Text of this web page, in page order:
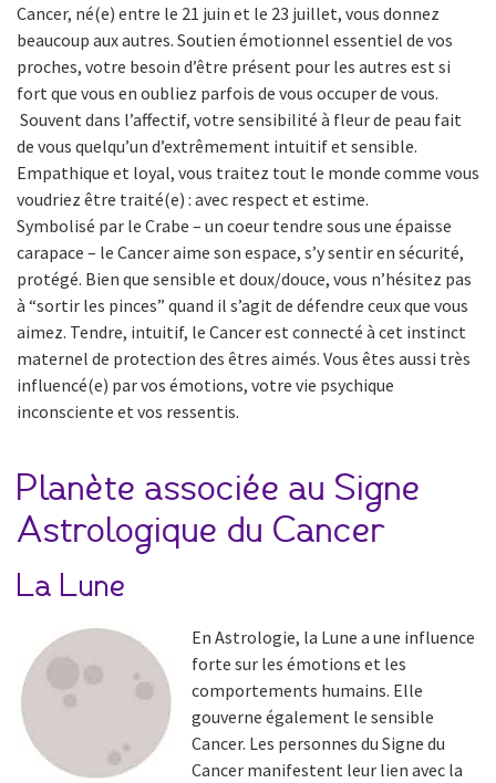
Cancer, né(e) entre le 21 juin et le 23 juillet, vous donnez
beaucoup aux autres. Soutien émotionnel essentiel de vos
proches, votre besoin d’être présent pour les autres est si
fort que vous en oubliez parfois de vous occuper de vous.
Souvent dans l’affectif, votre sensibilité à fleur de peau fait
de vous quelqu’un d’extrêmement intuitif et sensible.
Empathique et loyal, vous traitez tout le monde comme vous
voudriez être traité(e) : avec respect et estime.
Symbolisé par le Crabe – un coeur tendre sous une épaisse
carapace – le Cancer aime son espace, s’y sentir en sécurité,
protégé. Bien que sensible et doux/douce, vous n’hésitez pas
à “sortir les pinces” quand il s’agit de défendre ceux que vous
aimez. Tendre, intuitif, le Cancer est connecté à cet instinct
maternel de protection des êtres aimés. Vous êtes aussi très
influencé(e) par vos émotions, votre vie psychique
inconsciente et vos ressentis.
Planète associée au Signe
Astrologique du Cancer
La Lune
En Astrologie, la Lune a une influence
forte sur les émotions et les
comportements humains. Elle
gouverne également le sensible
Cancer. Les personnes du Signe du
Cancer manifestent leur lien avec la